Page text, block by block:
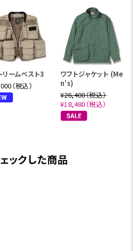
リームベスト3
（税込）
ワフトジャケット (Me
n's)
¥26,400（税込）
¥18,480（税込）
ックした商品